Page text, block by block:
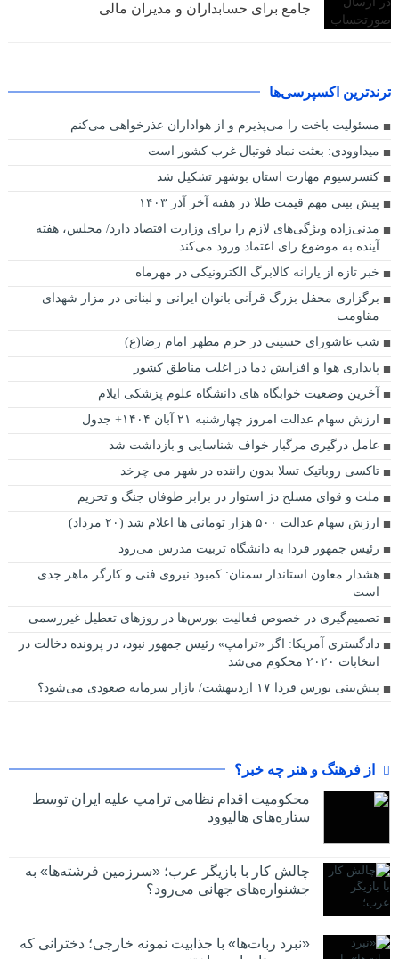
جامع برای حسابداران و مدیران مالی
ترندترین اکسپرسی‌ها
مسئولیت باخت را می‌پذیرم و از هواداران عذرخواهی می‌کنم
میداوودی: بعثت نماد فوتبال غرب کشور است
کنسرسیوم مهارت استان بوشهر تشکیل شد
پیش بینی مهم قیمت طلا در هفته آخر آذر ۱۴۰۳
مدنی‌زاده ویژ‌گی‌های لازم را برای وزارت اقتصاد دارد/ مجلس، هفته
آینده به موضوع رای اعتماد ورود می‌کند
خبر تازه از یارانه کالابرگ الکترونیکی در مهرماه
برگزاری محفل بزرگ قرآنی بانوان ایرانی و لبنانی در مزار شهدای
مقاومت
شب عاشورای حسینی در حرم مطهر امام رضا(ع)
پایداری هوا و افزایش دما در اغلب مناطق کشور
آخرین وضعیت خوابگاه های دانشگاه علوم پزشکی ایلام
ارزش سهام عدالت امروز چهارشنبه ۲۱ آبان ۱۴۰۴+ جدول
عامل درگیری مرگبار خواف شناسایی و بازداشت شد
تاکسی روباتیک تسلا بدون راننده در شهر می چرخد
ملت و قوای مسلح دژ استوار در برابر طوفان جنگ و تحریم
ارزش سهام عدالت ۵۰۰ هزار تومانی ها اعلام شد (۲۰ مرداد)
رئیس جمهور فردا به دانشگاه تربیت مدرس می‌رود
هشدار معاون استاندار سمنان: کمبود نیروی فنی و کارگر ماهر جدی
است
تصمیم‌گیری در خصوص فعالیت بورس‌ها در روزهای تعطیل غیررسمی
دادگستری آمریکا: اگر «ترامپ» رئیس جمهور نبود، در پرونده دخالت در
انتخابات ۲۰۲۰ محکوم می‌شد
پیش‌بینی بورس فردا ۱۷ اردیبهشت/ بازار سرمایه صعودی می‌شود؟
از فرهنگ و هنر چه خبر؟
محکومیت اقدام نظامی ترامپ علیه ایران توسط
ستاره‌های هالیوود
چالش کار با بازیگر عرب؛ «سرزمین فرشته‌ها» به
جشنواره‌های جهانی می‌رود؟
«نبرد ربات‌ها» با جذابیت نمونه خارجی؛ دخترانی که